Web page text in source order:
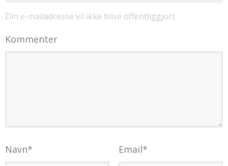
Din e-mailadresse vil ikke blive offentliggjort
Kommenter
Navn* Email*